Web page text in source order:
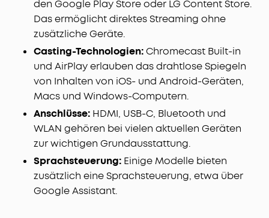
den Google Play Store oder LG Content Store.
Das ermöglicht direktes Streaming ohne
zusätzliche Geräte.
Casting-Technologien:Chromecast Built-in
und AirPlay erlauben das drahtlose Spiegeln
von Inhalten von iOS- und Android-Geräten,
Macs und Windows-Computern.
Anschlüsse: HDMI, USB-C, Bluetooth und
WLAN gehören bei vielen aktuellen Geräten
zur wichtigen Grundausstattung.
Sprachsteuerung: Einige Modelle bieten
zusätzlich eine Sprachsteuerung, etwa über
Google Assistant.